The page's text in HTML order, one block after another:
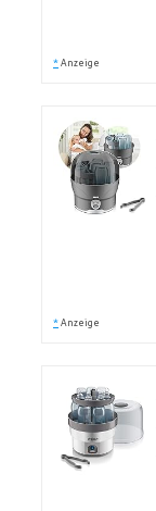
* Anzeige
* Anzeige